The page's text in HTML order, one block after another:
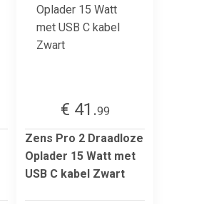
€ 41.99
Zens Pro 2 Draadloze
Oplader 15 Watt met
USB C kabel Zwart